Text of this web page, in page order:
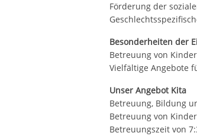
Förderung der
Besonderheiten der
Betreuung von
Vielfältige Angebote
Unser Angebot Kita
Betreuung, Bildung
Betreuung von
Betreuungszeit von